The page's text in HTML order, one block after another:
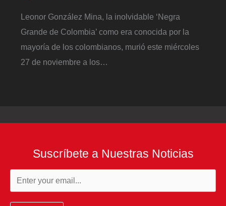
Leonor González Mina, la inolvidable ‘Negra
Grande de Colombia’ como era conocida por la
mayoría de los colombianos, murió este miércoles
27 de noviembre a los…
Suscríbete a Nuestras Noticias